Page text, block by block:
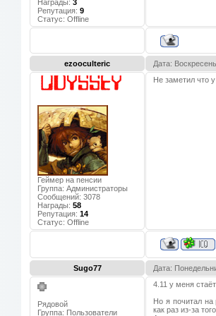
Награды: 3
Репутация: 9
Статус: Offline
ezooculteric Дата:
Геймер на пенсии
Группа: Администраторы
Сообщений: 3078
Награды: 58
Репутация: 14
Статус: Offline
Не заметил что
Sugo77 Дата:
Рядовой
Группа: Пользователи
4.11 у меня
Но я почитал на
как раз из-за